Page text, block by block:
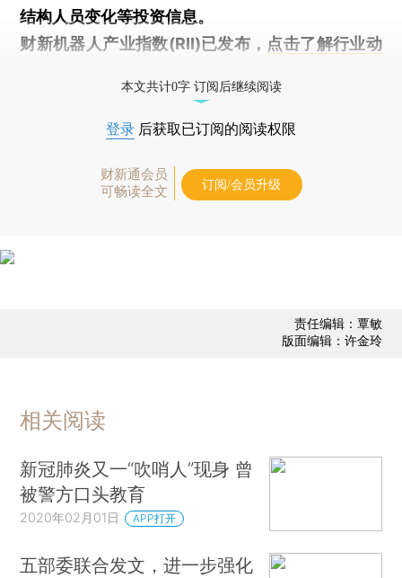
结构人员变化等投资信息。
财新机器人产业指数(RII)已发布， 点击了解行业动
本文共计0字 订阅后继续阅读
登录 后获取已订阅的阅读权限
财新通会员
可畅读全文
订阅/会员升级
责任编辑：覃敏
版面编辑：许金玲
相关阅读
新冠肺炎又一“吹哨人”现身 曾
被警方口头教育
2020年02月01日 APP打开
五部委联合发文，进一步强化